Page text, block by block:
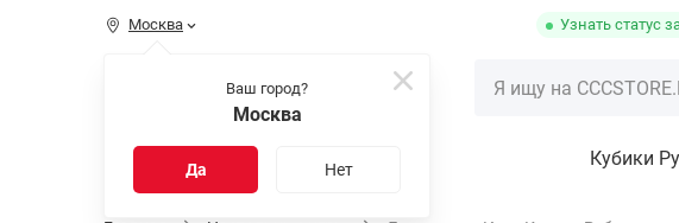
Москва
Ваш город?
Москва
Да Нет
Узнать статус
КАТАЛОГ
Распродажа Кубики